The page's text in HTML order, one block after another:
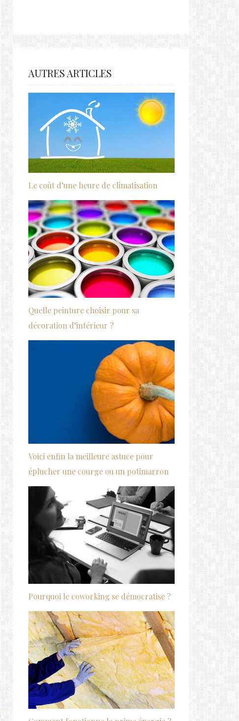
AUTRES ARTICLES
Le coût d’une heure de climatisation
Quelle peinture choisir pour sa
décoration d’intérieur ?
Voici enfin la meilleure astuce pour
éplucher une courge ou un potimarron
Pourquoi le coworking se démocratise ?